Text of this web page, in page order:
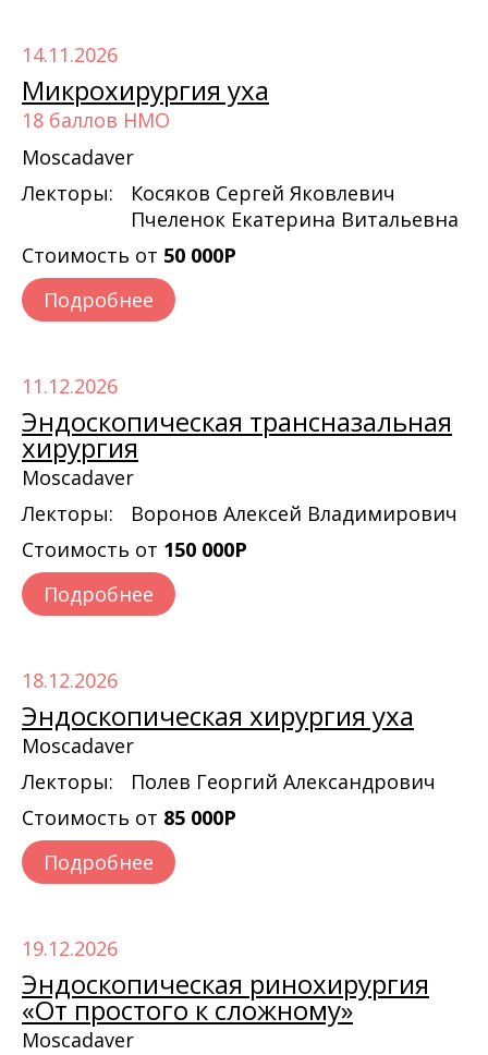
14.11.2026
Микрохирургия уха
18 баллов НМО
Moscadaver
Лекторы:
Косяков Сергей Яковлевич
Пчеленок Екатерина Витальевна
Стоимость от 50 000Р
Подробнее
11.12.2026
Эндоскопическая трансназальная
хирургия
Moscadaver
Лекторы:
Воронов Алексей Владимирович
Стоимость от 150 000Р
Подробнее
18.12.2026
Эндоскопическая хирургия уха
Moscadaver
Лекторы:
Полев Георгий Александрович
Стоимость от 85 000Р
Подробнее
19.12.2026
Эндоскопическая ринохирургия
«От простого к сложному»
Moscadaver